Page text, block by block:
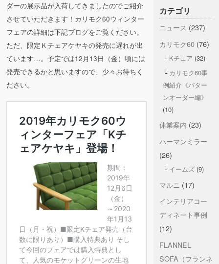
ダーの展示品が入荷してきましたのでご紹介
させていただきます！カリモク60ウィンター
フェアの詳細は下記ブログをご覧ください。
ただ、限定Ｋチェアケヤキの発売に遅れが出
ています…。予定では12月13日（金）頃には
発売できるかと思いますので、少々お待ちく
ださい。
カテゴリ
ニュース (237)
カリモク60(76)
Kチェア (32)
カリモク60事
例紹介《パター
ンオーダー編》
(10)
休業案内 (23)
ハーマンミラー
(26)
イームズ(9)
マルニ (17)
インテリアコー
ディネート事例
(12)
FLANNEL
SOFA（フランネ